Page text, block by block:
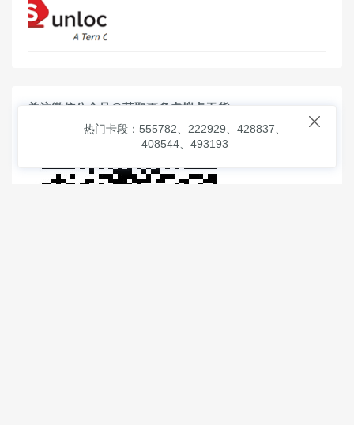
关注微信公众号@获取更多虚拟卡干货

热门卡段：555782、222929、428837、
408544、493193